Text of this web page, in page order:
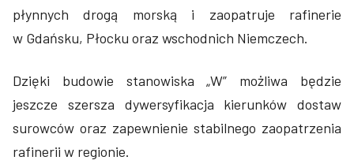
płynnych drogą morską i zaopatruje rafinerie
w Gdańsku, Płocku oraz wschodnich Niemczech.
Dzięki budowie stanowiska „W” możliwa będzie
jeszcze szersza dywersyfikacja kierunków dostaw
surowców oraz zapewnienie stabilnego zaopatrzenia
rafinerii w regionie.